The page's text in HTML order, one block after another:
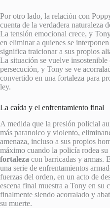
Por otro lado, la relación con
cuenta de la verdadera naturaleza
La tensión emocional crece, y
en eliminar a quienes se
significa traicionar a sus propios
La situación se vuelve
persecución, y Tony se ve
convertido en una fortaleza para
ley.
La caída y el enfrentamiento final
A medida que la presión policial
más paranoico y violento,
amenaza, incluso a sus propios
máximo cuando la policía rodea
fortaleza con barricadas y armas.
una serie de enfrentamientos
fuerzas del orden, en un acto de
escena final muestra a Tony en su
finalmente siendo acorralado y
su muerte.